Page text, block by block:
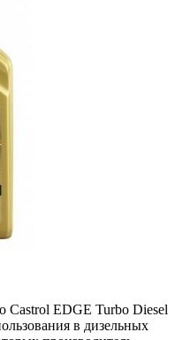
EDGE Turbo Diesel
в дизельных